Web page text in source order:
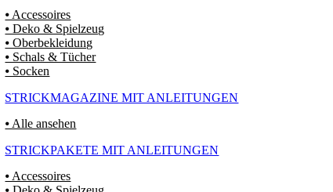
⦁ Accessoires
⦁ Deko & Spielzeug
⦁ Oberbekleidung
⦁ Schals & Tücher
⦁ Socken
STRICKMAGAZINE MIT ANLEITUNGEN
⦁ Alle ansehen
STRICKPAKETE MIT ANLEITUNGEN
⦁ Accessoires